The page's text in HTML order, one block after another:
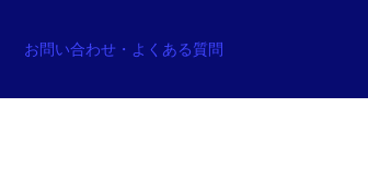
お問い合わせ・よくある質問